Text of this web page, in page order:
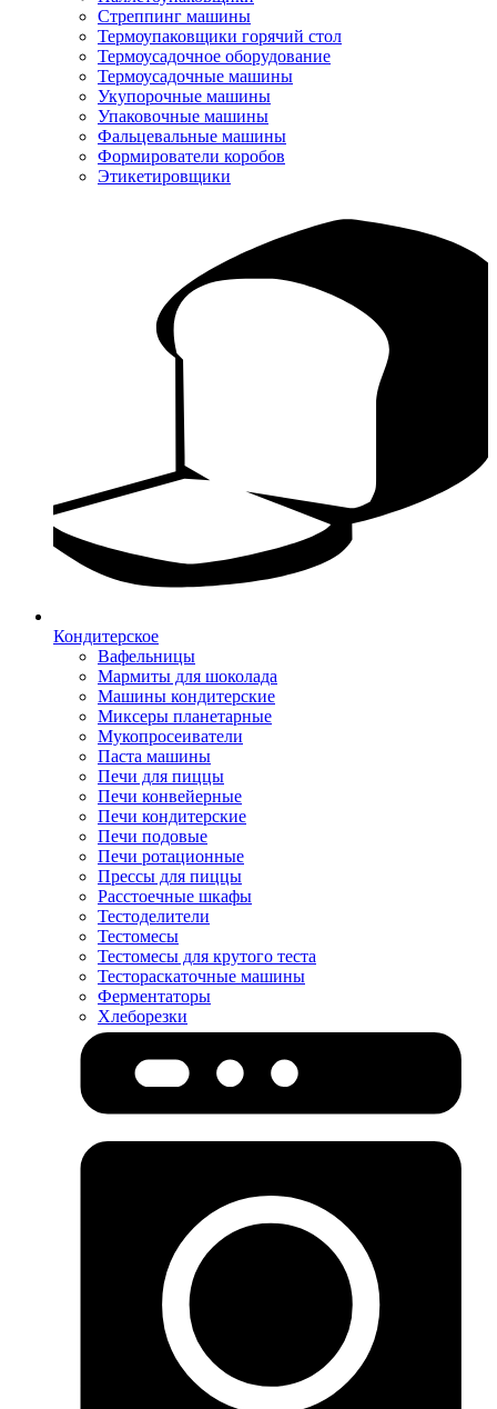
Стреппинг машины
Термоупаковщики горячий стол
Термоусадочное оборудование
Термоусадочные машины
Укупорочные машины
Упаковочные машины
Фальцевальные машины
Формирователи коробов
Этикетировщики
Кондитерское
Вафельницы
Мармиты для шоколада
Машины кондитерские
Миксеры планетарные
Мукопросеиватели
Паста машины
Печи для пиццы
Печи конвейерные
Печи кондитерские
Печи подовые
Печи ротационные
Прессы для пиццы
Расстоечные шкафы
Тестоделители
Тестомесы
Тестомесы для крутого теста
Тестораскаточные машины
Ферментаторы
Хлеборезки